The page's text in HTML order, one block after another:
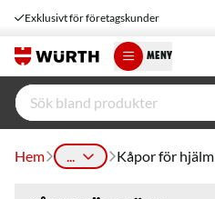
Exklusivt för företagskunder
MENY
Hem ... Kåpor för hjälm